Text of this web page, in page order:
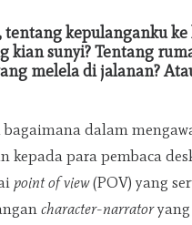
kepulanganku
kian sunyi? Tentang
melela di jalanan?
dalam
kepada para pembaca
point of view(POV) yang
character-narrator